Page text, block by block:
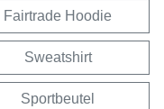
Fairtrade Hoodie
Sweatshirt
Sportbeutel